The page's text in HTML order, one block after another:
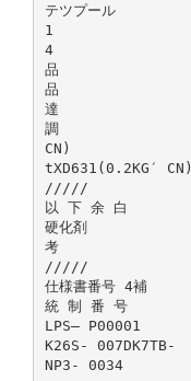
テツプール
1
4
品
品
達
調
CN)
tXD631(0.2KG′ CN)
/////
以 下 余 白
硬化剤
考
/////
仕様書番号 4補
統 制 番 号
LPS― P00001
K26S‐ 007DK7TB‐
NP3‐ 0034